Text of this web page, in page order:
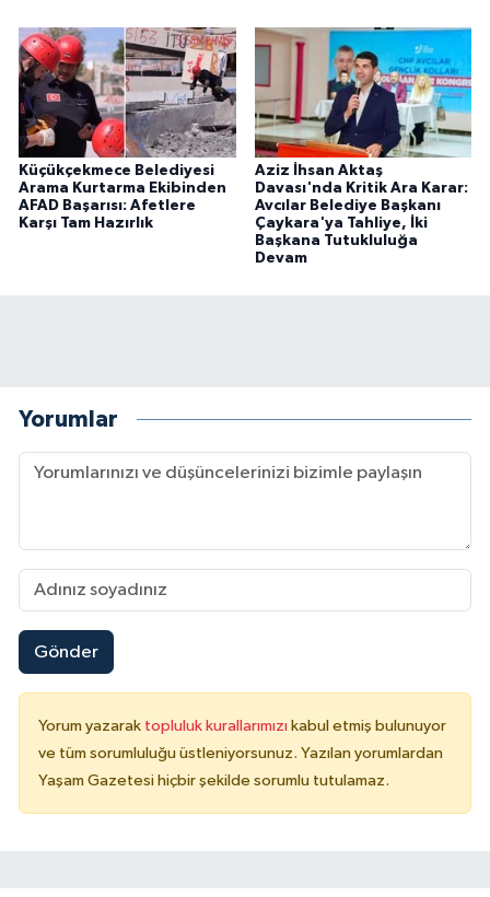
Küçükçekmece Belediyesi
Arama Kurtarma Ekibinden
AFAD Başarısı: Afetlere
Karşı Tam Hazırlık
Aziz İhsan Aktaş
Davası'nda Kritik Ara Karar:
Avcılar Belediye Başkanı
Çaykara'ya Tahliye, İki
Başkana Tutukluluğa
Devam
Yorumlar
Gönder
Yorum yazarak topluluk kurallarımızı kabul etmiş bulunuyor
ve tüm sorumluluğu üstleniyorsunuz. Yazılan yorumlardan
Yaşam Gazetesi hiçbir şekilde sorumlu tutulamaz.